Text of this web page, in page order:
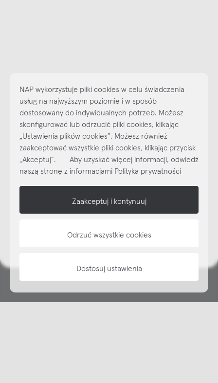
Najlepsze inspiracje i promocje na wyciągnięcie ręki, zapisz się już
dzisiaj do naszego cyklicznego newslettera!
SubskrybujNEWSLETTER
NAP
NAP wykorzystuje pliki cookies w celu świadczenia
usług na najwyższym poziomie i w sposób
dostosowany do indywidualnych potrzeb. Możesz
skonfigurować lub odrzucić pliki cookies, klikając
„Ustawienia plików cookies”. Możesz również
zaakceptować wszystkie pliki cookies, klikając przycisk
„Akceptuj”. Aby uzyskać więcej informacji, odwiedź
naszą stronę z informacjami Polityka prywatności
Zaakceptuj i kontynuuj
Odrzuć wszystkie cookies
Dostosuj ustawienia